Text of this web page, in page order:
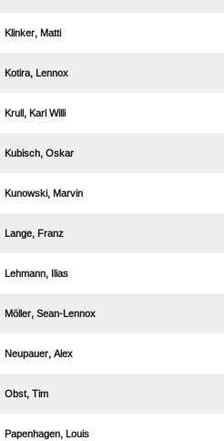
 
 
  
 
 
 
 
 
 
 
 